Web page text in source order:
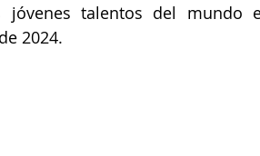
jóvenes talentos del
2024.